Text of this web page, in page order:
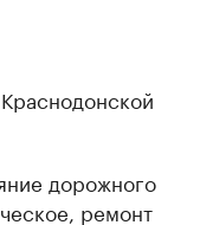
дорожного
ремонт